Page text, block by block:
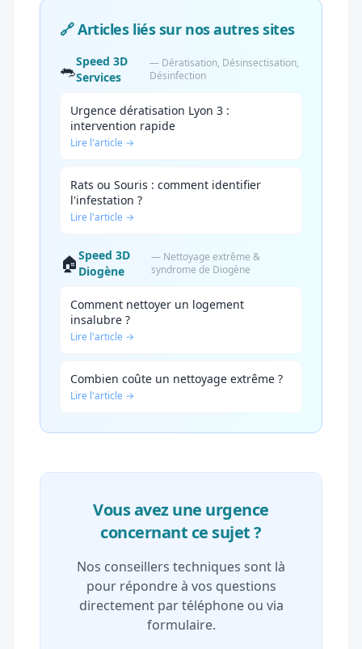
🔗 Articles liés sur nos autres sites
🐀Speed 3D
Services
— Dératisation, Désinsectisation,
Désinfection
Urgence dératisation Lyon 3 :
intervention rapide
Lire l'article →
Rats ou Souris : comment identifier
l'infestation ?
Lire l'article →
🏠Speed 3D
Diogène
— Nettoyage extrême &
syndrome de Diogène
Comment nettoyer un logement
insalubre ?
Lire l'article →
Combien coûte un nettoyage extrême ?
Lire l'article →
Vous avez une urgence
concernant ce sujet ?
Nos conseillers techniques sont là
pour répondre à vos questions
directement par téléphone ou via
formulaire.